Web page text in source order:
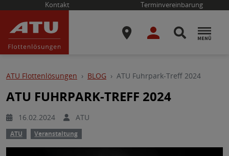
Kontakt Terminvereinbarung
ATU Flottenlösungen BLOG ATU Fuhrpark-Treff 2024
ATU FUHRPARK-TREFF 2024
16.02.2024 ATU
ATU Veranstaltung